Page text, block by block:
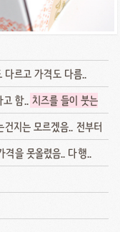
르고 가격도 다름..
고 함.. 치즈를 들이 붓는
지는 모르겠음.. 전부터
을 못올렸음.. 다행..